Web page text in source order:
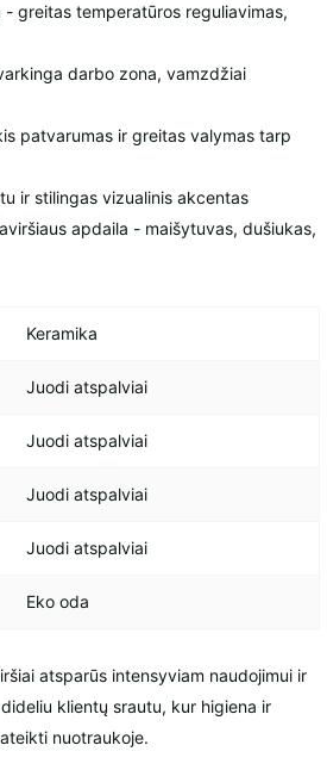
greitas temperatūros reguliavimas,
darbo zona, vamzdžiai
patvarumas ir greitas valymas tarp
ir stilingas vizualinis akcentas
apdaila - maišytuvas, dušiukas,
Keramika
Juodi atspalviai
Juodi atspalviai
Juodi atspalviai
Juodi atspalviai
Eko oda
atsparūs intensyviam naudojimui ir
klientų srautu, kur higiena ir
nuotraukoje.